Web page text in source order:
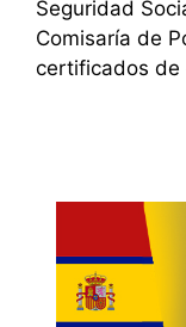
Seguridad
Comisaría de
certificados de